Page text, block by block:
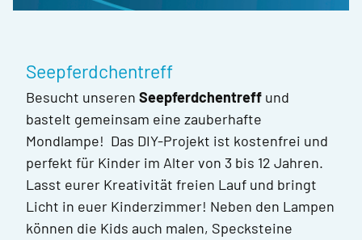
Seepferdchentreff
Besucht unseren Seepferdchentreff und
bastelt gemeinsam eine zauberhafte
Mondlampe! Das DIY-Projekt ist kostenfrei und
perfekt für Kinder im Alter von 3 bis 12 Jahren.
Lasst eurer Kreativität freien Lauf und bringt
Licht in euer Kinderzimmer! Neben den Lampen
können die Kids auch malen, Specksteine